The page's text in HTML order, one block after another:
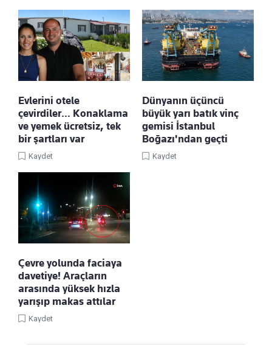
Evlerini otele
çevirdiler… Konaklama
ve yemek ücretsiz, tek
bir şartları var
Kaydet
Dünyanın üçüncü
büyük yarı batık vinç
gemisi İstanbul
Boğazı'ndan geçti
Kaydet
Çevre yolunda faciaya
davetiye! Araçların
arasında yüksek hızla
yarışıp makas attılar
Kaydet